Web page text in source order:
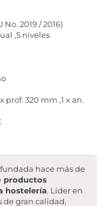
2019 / 2016)
,5 niveles
prof. 320 mm ,1 x an.
hace más de
productos
hostelería. Líder en
de gran calidad,